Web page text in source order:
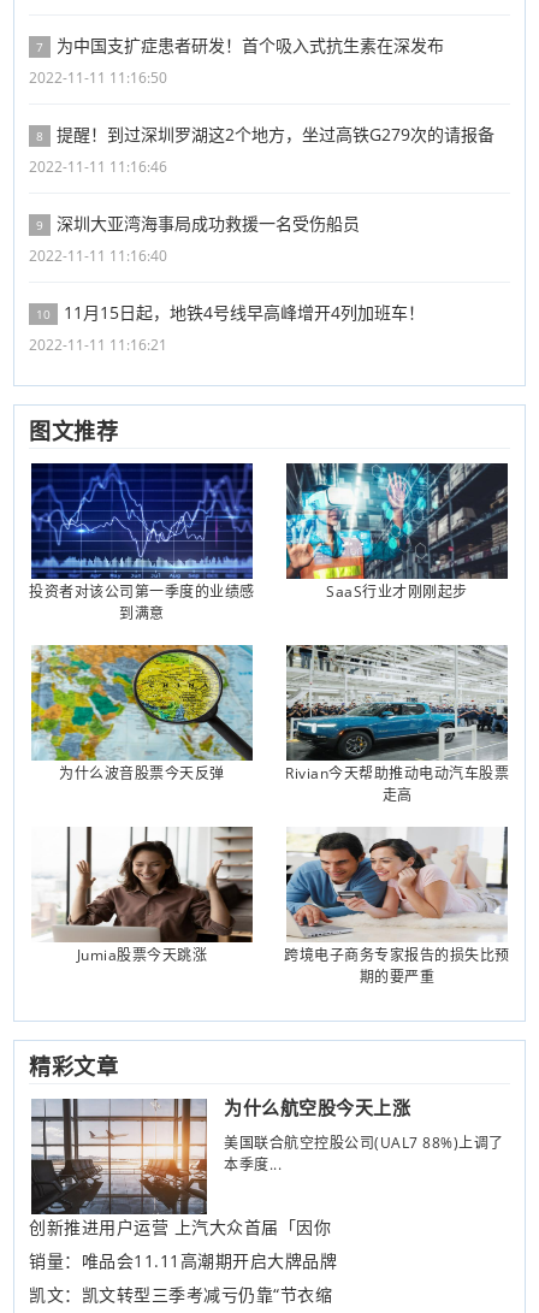
7 为中国支扩症患者研发！首个吸入式抗生素在深发布
2022-11-11 11:16:50
8 提醒！到过深圳罗湖这2个地方，坐过高铁G279次的请报备
2022-11-11 11:16:46
9 深圳大亚湾海事局成功救援一名受伤船员
2022-11-11 11:16:40
10 11月15日起，地铁4号线早高峰增开4列加班车！
2022-11-11 11:16:21
图文推荐
投资者对该公司第一季度的业绩感
到满意
SaaS行业才刚刚起步
为什么波音股票今天反弹
Rivian今天帮助推动电动汽车股票
走高
Jumia股票今天跳涨
跨境电子商务专家报告的损失比预
期的要严重
精彩文章
为什么航空股今天上涨
美国联合航空控股公司(UAL7 88%)上调了
本季度...
创新推进用户运营 上汽大众首届「因你
销量：唯品会11.11高潮期开启大牌品牌
凯文：凯文转型三季考减亏仍靠“节衣缩